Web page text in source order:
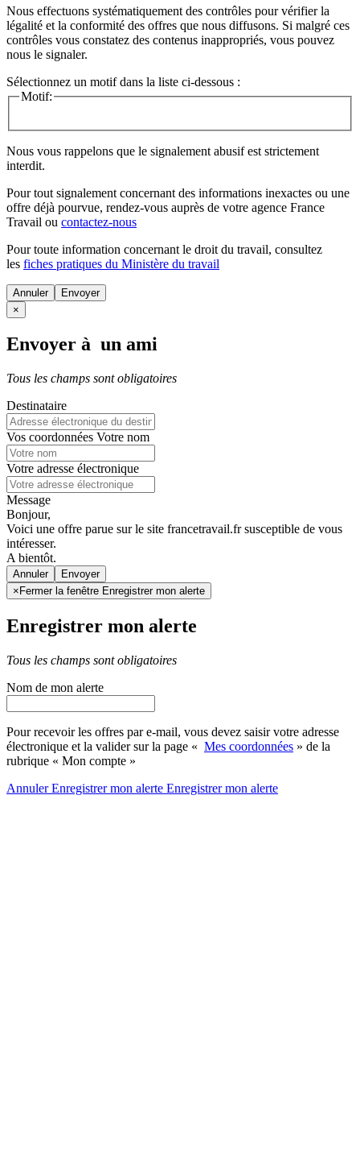
Nous effectuons systématiquement des contrôles pour vérifier la
légalité et la conformité des offres que nous diffusons. Si malgré ces
contrôles vous constatez des contenus inappropriés, vous pouvez
nous le signaler.
Sélectionnez un motif dans la liste ci-dessous :
Motif:
Nous vous rappelons que le signalement abusif est strictement
interdit.
Pour tout signalement concernant des informations inexactes ou une
offre déjà pourvue, rendez-vous auprès de votre agence France
Travail ou contactez-nous
Pour toute information concernant le droit du travail, consultez
les fiches pratiques du Ministère du travail
Annuler
×
Envoyer à un ami
Tous les champs sont obligatoires
Destinataire
Vos coordonnées Votre nom
Votre adresse électronique
Message
Bonjour,
Voici une offre parue sur le site francetravail.fr susceptible de vous
intéresser.
A bientôt.
Annuler
× Fermer la fenêtre Enregistrer mon alerte
Enregistrer mon alerte
Tous les champs sont obligatoires
Nom de mon alerte
Pour recevoir les offres par e-mail, vous devez saisir votre adresse
électronique et la valider sur la page « Mes coordonnées » de la
rubrique « Mon compte »
AnnulerEnregistrer mon alerte Enregistrermon alerte